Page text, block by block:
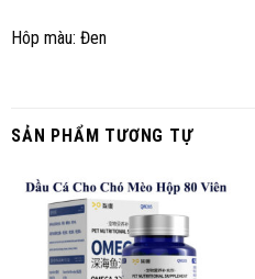
Hôp màu: Đen
SẢN PHẨM TƯƠNG TỰ